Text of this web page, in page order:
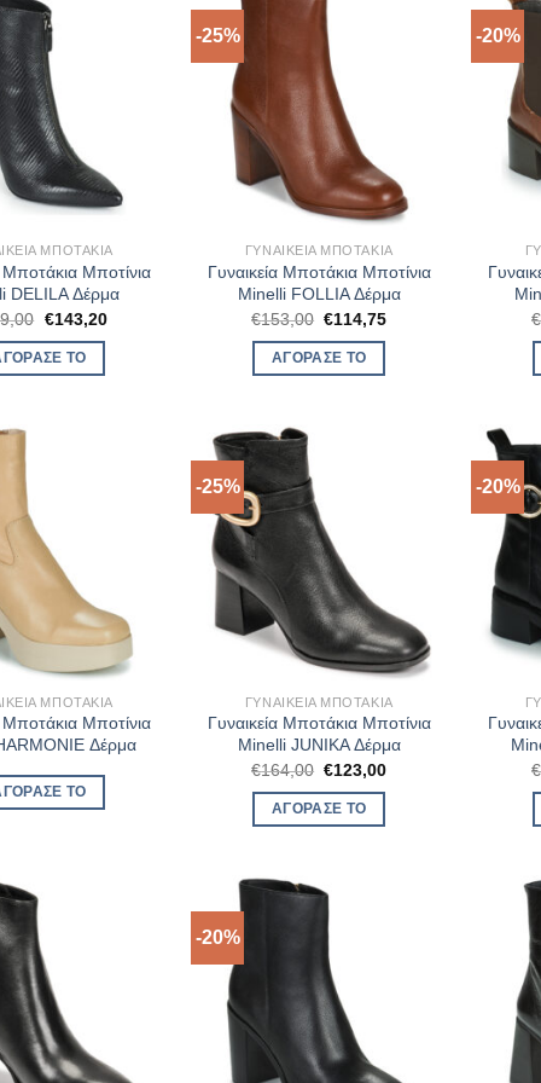
ΜΠΟΤΆΚΙΑ
Μποτάκια Μποτίνια
DELILA Δέρμα
Original
was:
€179,00.
€143,20Η
ΤΟ
-25%
ΓΥΝΑΙΚΕΊΑ ΜΠΟΤΆΚΙΑ
Γυναικεία Μποτάκια Μποτίνια
Minelli FOLLIA Δέρμα
€153,00 Original
was:
€153,00.
€114,75Η
ΑΓΌΡΑΣΈ ΤΟ
-20%
€
ΜΠΟΤΆΚΙΑ
Μποτάκια Μποτίνια
Δέρμα
ΤΟ
-25%
ΓΥΝΑΙΚΕΊΑ ΜΠΟΤΆΚΙΑ
Γυναικεία Μποτάκια Μποτίνια
Minelli JUNIKA Δέρμα
€164,00 Original
was:
€164,00.
€123,00Η
ΑΓΌΡΑΣΈ ΤΟ
-20%
€
-20%